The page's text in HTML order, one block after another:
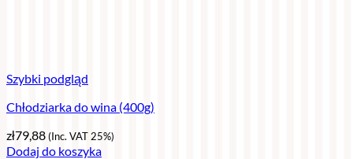
Szybki podgląd
Chłodziarka do wina (400g)
zł79,88(Inc. VAT 25%)
Dodaj do koszyka